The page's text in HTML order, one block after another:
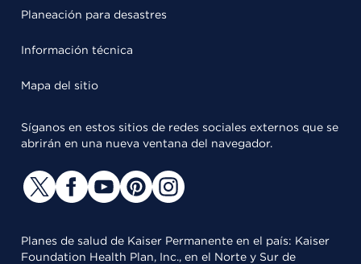
Planeación para desastres
Información técnica
Mapa del sitio
Síganos en estos sitios de redes sociales externos que se
abrirán en una nueva ventana del navegador.
Planes de salud de Kaiser Permanente en el país: Kaiser
Foundation Health Plan, Inc., en el Norte y Sur de